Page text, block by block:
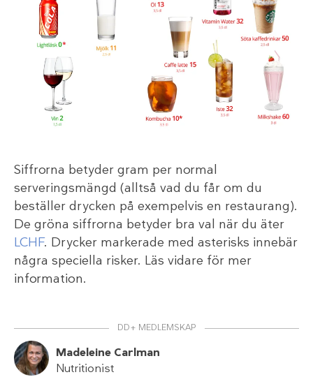
Siffrorna betyder gram per normal
serveringsmängd (alltså vad du får om du
beställer drycken på exempelvis en restaurang).
De gröna siffrorna betyder bra val när du äter
LCHF. Drycker markerade med asterisks innebär
några speciella risker. Läs vidare för mer
information.
DD+ MEDLEMSKAP
Madeleine Carlman
Nutritionist